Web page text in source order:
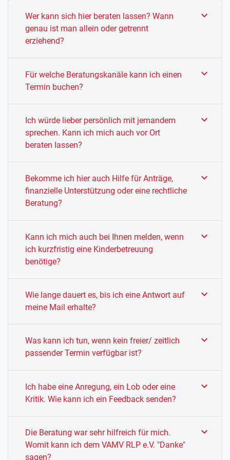
Wer kann sich hier beraten lassen? Wann
genau ist man allein oder getrennt
erziehend?
chevron_right
Für welche Beratungskanäle kann ich einen
Termin buchen?
chevron_right
Ich würde lieber persönlich mit jemandem
sprechen. Kann ich mich auch vor Ort
beraten lassen?
chevron_right
Bekomme ich hier auch Hilfe für Anträge,
finanzielle Unterstützung oder eine rechtliche
Beratung?
chevron_right
Kann ich mich auch bei Ihnen melden, wenn
ich kurzfristig eine Kinderbetreuung
benötige?
chevron_right
Wie lange dauert es, bis ich eine Antwort auf
meine Mail erhalte?
chevron_right
Was kann ich tun, wenn kein freier/ zeitlich
passender Termin verfügbar ist?
chevron_right
Ich habe eine Anregung, ein Lob oder eine
Kritik. Wie kann ich ein Feedback senden?
chevron_right
Die Beratung war sehr hilfreich für mich.
Womit kann ich dem VAMV RLP e.V. "Danke"
sagen?
chevron_right